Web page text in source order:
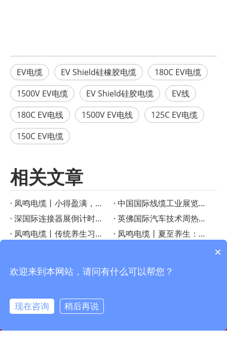
EV电缆 EV Shield硅橡胶电缆
180C EV电缆
1500V EV电缆
EV Shield硅胶电缆
EV线
180C EV电线
1500V EV电线
125C EV电缆
150C EV电缆
相关文章
凤鸣电缆丨小得盈满，方是圆满
‌中国国际线缆工业展览会启幕在即！凤鸣电缆创新产品成果重磅宣布
深国际连接器展倒计时！凤鸣电缆特种线缆解决方案助力智慧工业
英佛国际汽车技术周热议——凤鸣电缆如何成为智能汽车的“隐形助手”？
凤鸣电缆丨传统养生习俗：小暑时节的美食与养生之道
凤鸣电缆丨夏至养生：顺应三候，享受健康生活
15358868788
info@fmcable.com
凤鸣公众号
×
欢迎来到本网站，请问有什么可以帮您？
现在咨询 稍后再说